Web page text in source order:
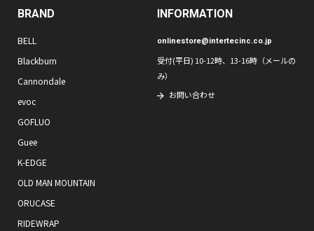
BRAND
BELL
Blackburn
Cannondale
evoc
GOFLUO
Guee
K-EDGE
OLD MAN MOUNTAIN
ORUCASE
RIDEWRAP
INFORMATION
onlinestore@intertecinc.co.jp
受付(平日) 10-12時、13-16時（メールの
み）
お問い合わせ